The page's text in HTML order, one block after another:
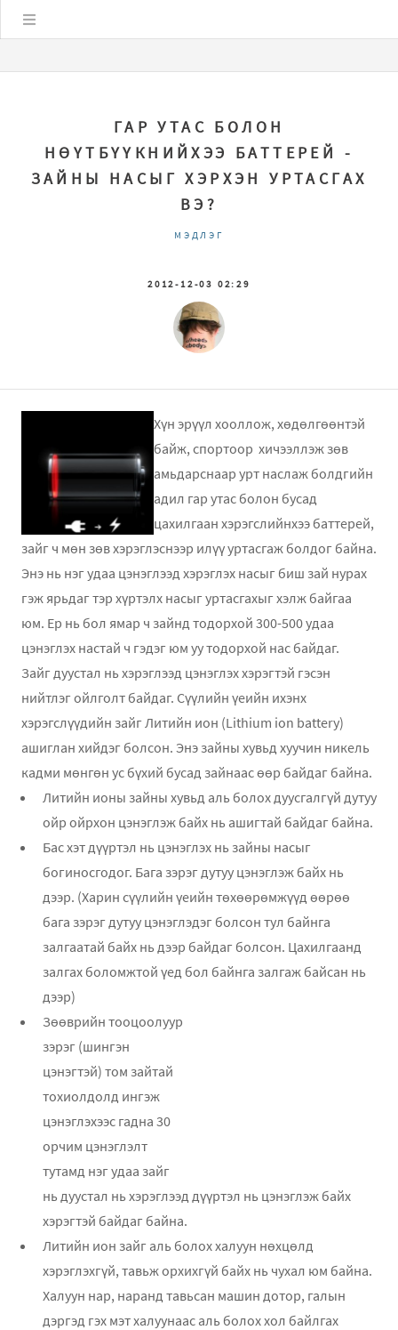
ГАР УТАС БОЛОН
НӨҮТБҮҮКНИЙХЭЭ БАТТЕРЕЙ -
ЗАЙНЫ НАСЫГ ХЭРХЭН УРТАСГАХ
ВЭ?
МЭДЛЭГ
2012-12-03 02:29
Хүн эрүүл хооллож, хөдөлгөөнтэй
байж, спортоор хичээллэж зөв
амьдарснаар урт наслаж болдгийн
адил гар утас болон бусад
цахилгаан хэрэгслийнхээ баттерей,
зайг ч мөн зөв хэрэглэснээр илүү уртасгаж болдог байна.
Энэ нь нэг удаа цэнэглээд хэрэглэх насыг биш зай нурах
гэж ярьдаг тэр хүртэлх насыг уртасгахыг хэлж байгаа
юм. Ер нь бол ямар ч зайнд тодорхой 300-500 удаа
цэнэглэх настай ч гэдэг юм уу тодорхой нас байдаг.
Зайг дуустал нь хэрэглээд цэнэглэх хэрэгтэй гэсэн
нийтлэг ойлголт байдаг. Сүүлийн үеийн ихэнх
хэрэгслүүдийн зайг Литийн ион (Lithium ion battery)
ашиглан хийдэг болсон. Энэ зайны хувьд хуучин никель
кадми мөнгөн ус бүхий бусад зайнаас өөр байдаг байна.
Литийн ионы зайны хувьд аль болох дуусгалгүй дутуу
ойр ойрхон цэнэглэж байх нь ашигтай байдаг байна.
Бас хэт дүүртэл нь цэнэглэх нь зайны насыг
богиносгодог. Бага зэрэг дутуу цэнэглэж байх нь
дээр. (Харин сүүлийн үеийн төхөөрөмжүүд өөрөө
бага зэрэг дутуу цэнэглэдэг болсон тул байнга
залгаатай байх нь дээр байдаг болсон. Цахилгаанд
залгах боломжтой үед бол байнга залгаж байсан нь
дээр)
Зөөврийн тооцоолуур
зэрэг (шингэн
цэнэгтэй) том зайтай
тохиолдолд ингэж
цэнэглэхээс гадна 30
орчим цэнэглэлт
тутамд нэг удаа зайг
нь дуустал нь хэрэглээд дүүртэл нь цэнэглэж байх
хэрэгтэй байдаг байна.
Литийн ион зайг аль болох халуун нөхцөлд
хэрэглэхгүй, тавьж орхихгүй байх нь чухал юм байна.
Халуун нар, наранд тавьсан машин дотор, галын
дэргэд гэх мэт халуунаас аль болох хол байлгах